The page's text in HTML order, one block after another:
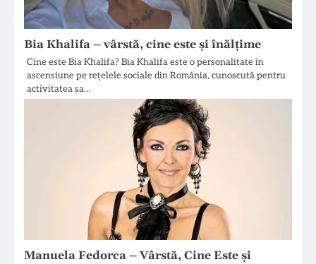
Bia Khalifa – vârstă, cine este și înălțime
Cine este Bia Khalifa? Bia Khalifa este o personalitate în
ascensiune pe rețelele sociale din România, cunoscută pentru
activitatea sa…
Manuela Fedorca – Vârstă, Cine Este și